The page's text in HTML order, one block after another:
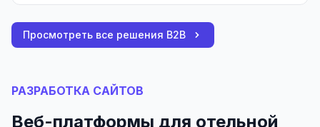
Просмотреть все решения B2B
РАЗРАБОТКА САЙТОВ
Веб-платформы для отельной